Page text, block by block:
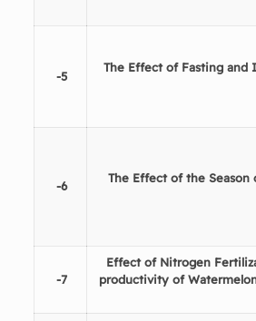
The Effect of Fasting and
5-
The Effect of the
6-
Effect of Nitrogen
productivity of
7-